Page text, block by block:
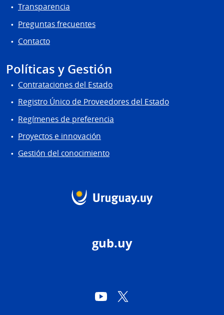
Transparencia
Preguntas frecuentes
Contacto
Políticas y Gestión
Contrataciones del Estado
Registro Único de Proveedores del Estado
Regímenes de preferencia
Proyectos e innovación
Gestión del conocimiento
gub.uy
YouTube